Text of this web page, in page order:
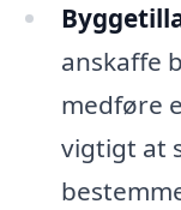
anskaffe
medføre
vigtigt at